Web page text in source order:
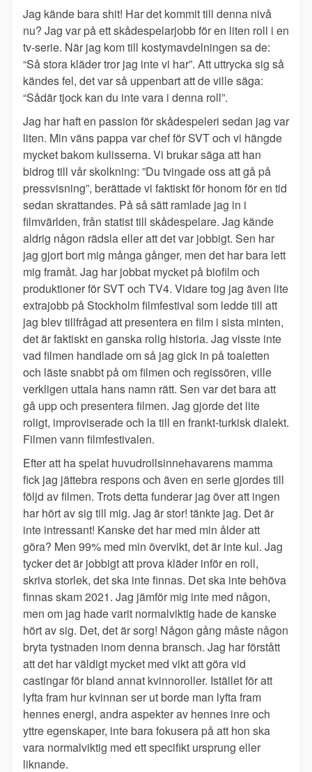
Jag kände bara shit! Har det kommit till denna nivå
nu? Jag var på ett skådespelarjobb för en liten roll i en
tv-serie. När jag kom till kostymavdelningen sa de:
“Så stora kläder tror jag inte vi har”. Att uttrycka sig så
kändes fel, det var så uppenbart att de ville säga:
“Sådär tjock kan du inte vara i denna roll”.
Jag har haft en passion för skådespeleri sedan jag var
liten. Min väns pappa var chef för SVT och vi hängde
mycket bakom kulisserna. Vi brukar säga att han
bidrog till vår skolkning: ”Du tvingade oss att gå på
pressvisning”, berättade vi faktiskt för honom för en tid
sedan skrattandes. På så sätt ramlade jag in i
filmvärlden, från statist till skådespelare. Jag kände
aldrig någon rädsla eller att det var jobbigt. Sen har
jag gjort bort mig många gånger, men det har bara lett
mig framåt. Jag har jobbat mycket på biofilm och
produktioner för SVT och TV4. Vidare tog jag även lite
extrajobb på Stockholm filmfestival som ledde till att
jag blev tillfrågad att presentera en film i sista minten,
det är faktiskt en ganska rolig historia. Jag visste inte
vad filmen handlade om så jag gick in på toaletten
och läste snabbt på om filmen och regissören, ville
verkligen uttala hans namn rätt. Sen var det bara att
gå upp och presentera filmen. Jag gjorde det lite
roligt, improviserade och la till en frankt-turkisk dialekt.
Filmen vann filmfestivalen.
Efter att ha spelat huvudrollsinnehavarens mamma
fick jag jättebra respons och även en serie gjordes till
följd av filmen. Trots detta funderar jag över att ingen
har hört av sig till mig. Jag är stor! tänkte jag. Det är
inte intressant! Kanske det har med min ålder att
göra? Men 99% med min övervikt, det är inte kul. Jag
tycker det är jobbigt att prova kläder inför en roll,
skriva storlek, det ska inte finnas. Det ska inte behöva
finnas skam 2021. Jag jämför mig inte med någon,
men om jag hade varit normalviktig hade de kanske
hört av sig. Det, det är sorg! Någon gång måste någon
bryta tystnaden inom denna bransch. Jag har förstått
att det har väldigt mycket med vikt att göra vid
castingar för bland annat kvinnoroller. Istället för att
lyfta fram hur kvinnan ser ut borde man lyfta fram
hennes energi, andra aspekter av hennes inre och
yttre egenskaper, inte bara fokusera på att hon ska
vara normalviktig med ett specifikt ursprung eller
liknande.